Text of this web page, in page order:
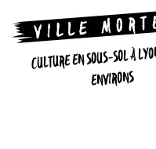
CULTURE EN SOUS-SOL À
ENVIRONS